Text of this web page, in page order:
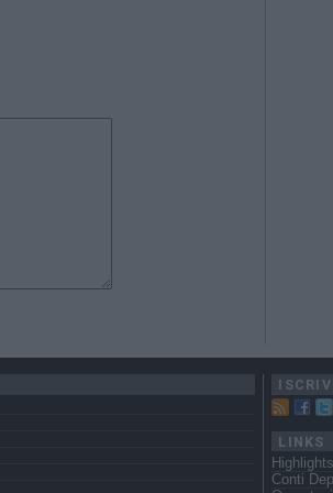
LINKS
Conti